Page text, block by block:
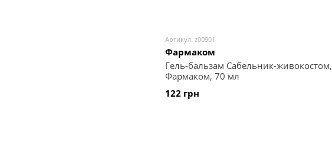
Артикул: z00901
Фармаком
Гель-бальзам Сабельник-живокостом,
Фармаком, 70 мл
122 грн